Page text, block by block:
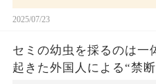
2025/07/23
セミの幼虫を採るのは一
起きた外国人による“禁